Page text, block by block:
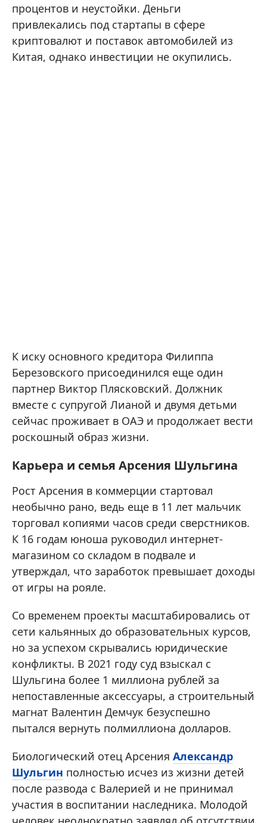
процентов и неустойки. Деньги
привлекались под стартапы в сфере
криптовалют и поставок автомобилей из
Китая, однако инвестиции не окупились.
К иску основного кредитора Филиппа
Березовского присоединился еще один
партнер Виктор Плясковский. Должник
вместе с супругой Лианой и двумя детьми
сейчас проживает в ОАЭ и продолжает вести
роскошный образ жизни.
Карьера и семья Арсения Шульгина
Рост Арсения в коммерции стартовал
необычно рано, ведь еще в 11 лет мальчик
торговал копиями часов среди сверстников.
К 16 годам юноша руководил интернет-
магазином со складом в подвале и
утверждал, что заработок превышает доходы
от игры на рояле.
Со временем проекты масштабировались от
сети кальянных до образовательных курсов,
но за успехом скрывались юридические
конфликты. В 2021 году суд взыскал с
Шульгина более 1 миллиона рублей за
непоставленные аксессуары, а строительный
магнат Валентин Демчук безуспешно
пытался вернуть полмиллиона долларов.
Биологический отец Арсения Александр
Шульгин полностью исчез из жизни детей
после развода с Валерией и не принимал
участия в воспитании наследника. Молодой